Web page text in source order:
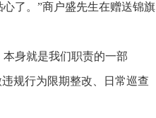
了。”商户盛先生在赠送锦旗
身就是我们职责的一部
规行为限期整改、日常巡查